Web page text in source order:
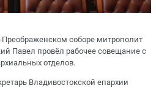
Преображенском соборе митрополит
Павел провёл рабочее совещание с
отделов.
Владивостокской епархии